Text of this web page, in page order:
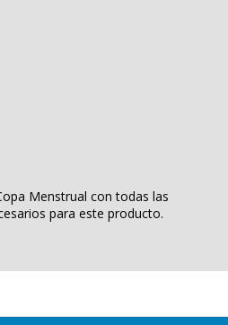
Menstrual con todas las
para este producto.